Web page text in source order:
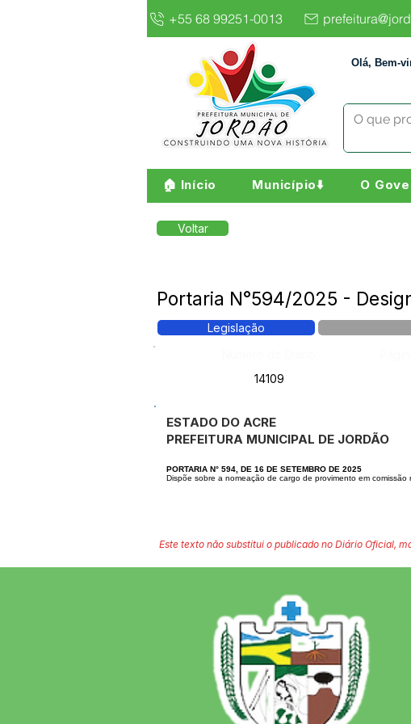
+55 68 99251-0013
Olá, Bem-
🏠 Início Município⬇️ O
Voltar
Portaria N°594/2025 -
Legislação
14109
ESTADO DO ACRE
PREFEITURA MUNICIPAL DE JORDÃO
PORTARIA N° 594, DE 16 DE SETEMBRO DE 2025
Dispõe sobre a nomeação de cargo de provimento em comissão
Este texto não substitui o publicado no Diário Oficial,